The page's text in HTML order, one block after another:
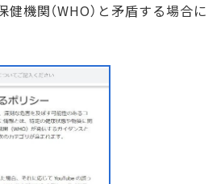
機関（WHO）と矛盾する場合に